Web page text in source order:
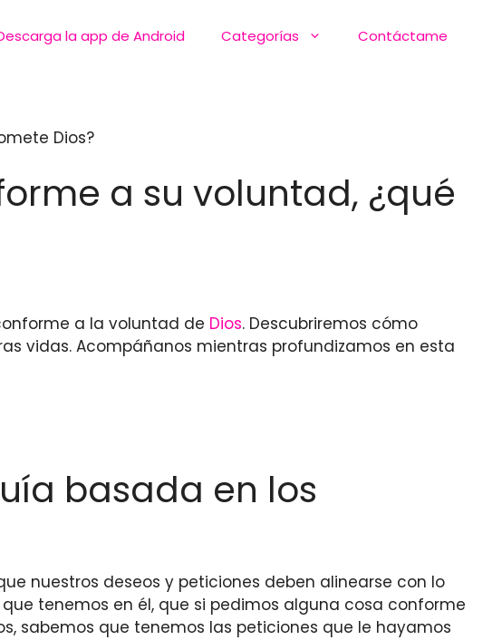
la app de Android Categorías Contáctame
Dios?
a su voluntad, ¿qué
a la voluntad de Dios. Descubriremos cómo
vidas. Acompáñanos mientras profundizamos en esta
basada en los
nuestros deseos y peticiones deben alinearse con lo
que tenemos en él, que si pedimos alguna cosa conforme
sabemos que tenemos las peticiones que le hayamos